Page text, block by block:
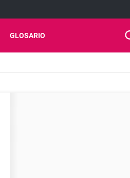
GLOSARIO